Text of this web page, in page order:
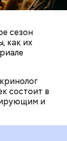
сезон
как их
состоит в
и
не
ли
от
районах
В его
в
в
по его
несколько